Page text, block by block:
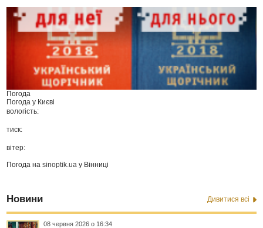
Погода
Погода у Києві
вологість:
тиск:
вітер:
Погода наsinoptik.ua у Вінниці
Новини Дивитися всі
08 червня 2026 о 16:34